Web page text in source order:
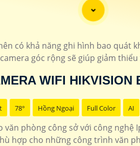
có khả năng ghi hình bao
góc rộng sẽ giúp giảm
WIFI HIKVISION
78° Hồng Ngoại Full Color AI
phòng công sở với công
hợp cho những công trình văn